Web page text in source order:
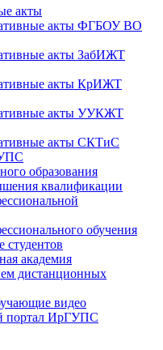
акты
акты ФГБОУ ВО
акты ЗабИЖТ
акты КрИЖТ
акты УУКЖТ
акты СКТиС
образования
квалификации
обучения
студентов
академия
дистанционных
видео
портал ИрГУПС